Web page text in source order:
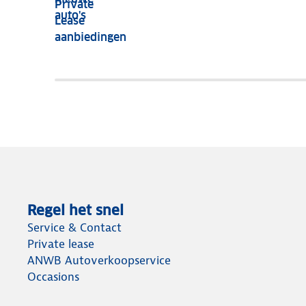
Private
Lease
aanbiedingen
nog
het
terug
auto's
Regel het snel
Service & Contact
Private lease
ANWB Autoverkoopservice
Occasions